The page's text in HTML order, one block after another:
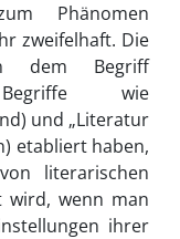
Phänomen
zweifelhaft. Die
dem Begriff
wie
und „Literatur
etabliert haben,
literarischen
wird, wenn man
ihrer